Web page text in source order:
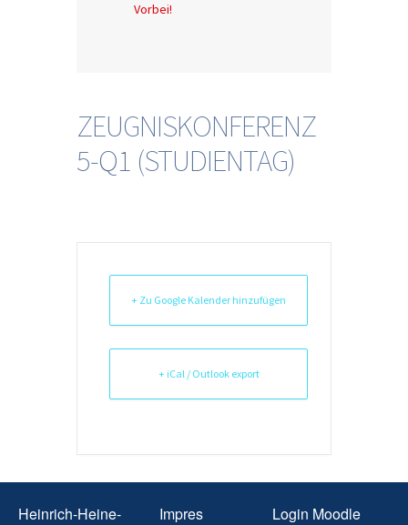
Vorbei!
ZEUGNISKONFERENZ
5-Q1 (STUDIENTAG)
+ Zu Google Kalender hinzufügen
+ iCal / Outlook export
Heinrich-Heine-
Impres
Login Moodle